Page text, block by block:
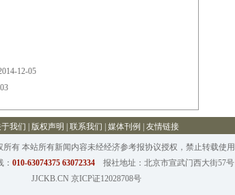
12-05
于我们 版权声明 联系我们 媒体刊例 友情链接
所有 本站所有新闻内容未经经济参考报协议授权，禁止转载使用
010-63074375 63072334
报社地址：北京市宣武门西大街57号
JJCKB.CN 京ICP证12028708号